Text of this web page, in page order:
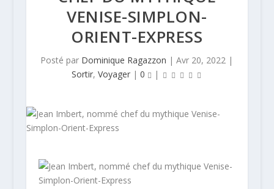
VENISE-SIMPLON-
ORIENT-EXPRESS
Posté par Dominique Ragazzon |Avr 20, 2022 |
Sortir,Voyager |0 |